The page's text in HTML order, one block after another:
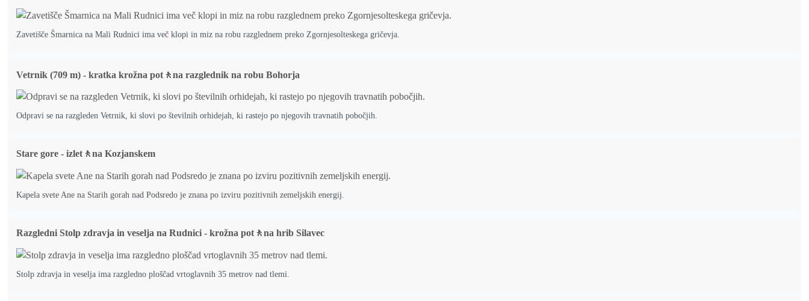
Zavetišče Šmarnica na Mali Rudnici ima več klopi in miz na robu razglednem preko Zgornjesolteskega gričevja.
Vetrnik (709 m) - kratka krožna pot🚶na razglednik na robu Bohorja
Odpravi se na razgleden Vetrnik, ki slovi po številnih orhidejah, ki rastejo po njegovih travnatih pobočjih.
Stare gore - izlet🚶na Kozjanskem
Kapela svete Ane na Starih gorah nad Podsredo je znana po izviru pozitivnih zemeljskih energij.
Razgledni Stolp zdravja in veselja na Rudnici - krožna pot🚶na hrib Silavec
Stolp zdravja in veselja ima razgledno ploščad vrtoglavnih 35 metrov nad tlemi.